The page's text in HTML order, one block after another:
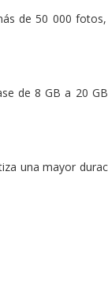
de 50 000
de 8 GB a 20
una mayor